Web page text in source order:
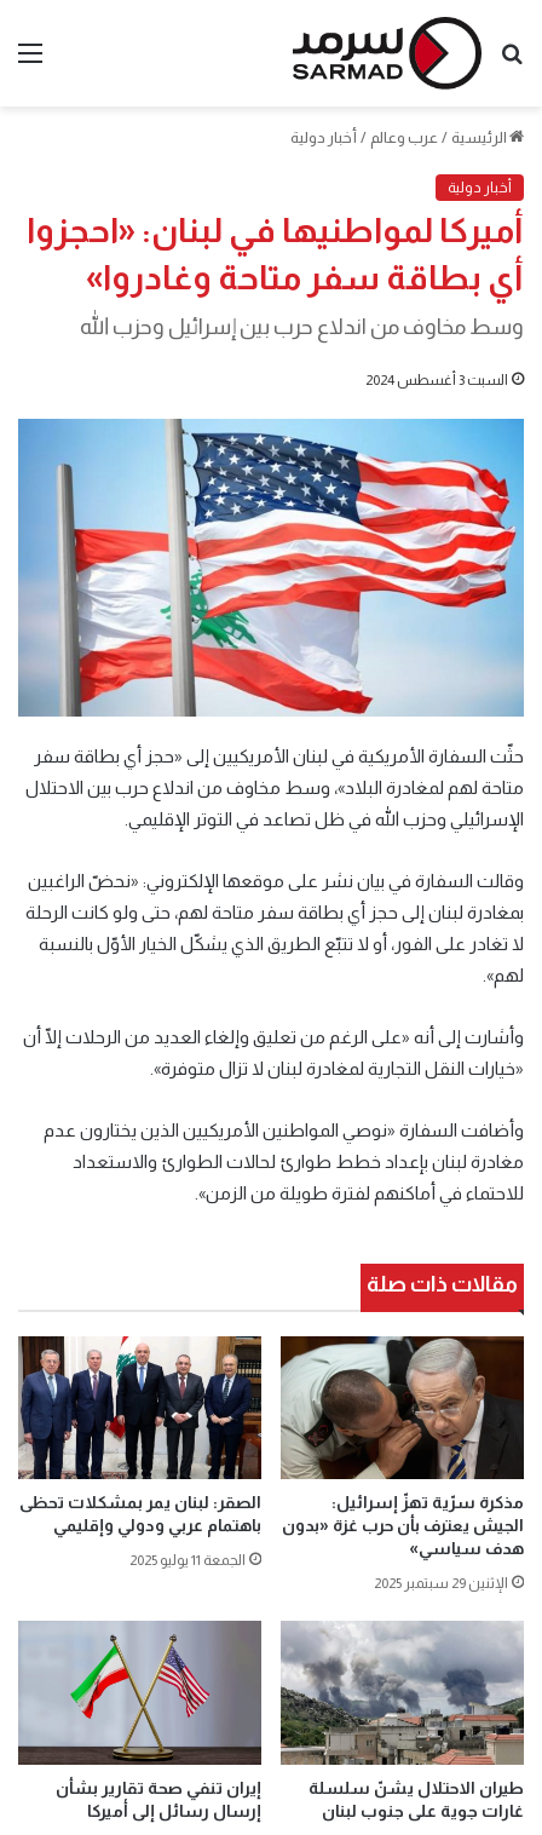
بحث
الرئيسية / عرب وعالم / أخبار دولية
أخبار دولية
أميركا لمواطنيها في لبنان: «احجزوا
أي بطاقة سفر متاحة وغادروا»
وسط مخاوف من اندلاع حرب بين إسرائيل وحزب الله
السبت 3 أغسطس 2024
حثّت السفارة الأمريكية في لبنان الأمريكيين إلى «حجز أي بطاقة سفر
متاحة لهم لمغادرة البلاد»، وسط مخاوف من اندلاع حرب بين الاحتلال
الإسرائيلي وحزب الله في ظل تصاعد في التوتر الإقليمي.
وقالت السفارة في بيان نشر على موقعها الإلكتروني: «نحضّ الراغبين
بمغادرة لبنان إلى حجز أي بطاقة سفر متاحة لهم، حتى ولو كانت الرحلة
لا تغادر على الفور، أو لا تتبّع الطريق الذي يشكّل الخيار الأوّل بالنسبة
لهم».
وأشارت إلى أنه «على الرغم من تعليق وإلغاء العديد من الرحلات إلّا أن
«خيارات النقل التجارية لمغادرة لبنان لا تزال متوفرة».
وأضافت السفارة «نوصي المواطنين الأمريكيين الذين يختارون عدم
مغادرة لبنان بإعداد خطط طوارئ لحالات الطوارئ والاستعداد
للاحتماء في أماكنهم لفترة طويلة من الزمن».
مقالات ذات صلة
مذكرة سرّية تهزّ إسرائيل:
الجيش يعترف بأن حرب غزة «بدون
هدف سياسي»
الإثنين 29 سبتمبر 2025
الصقر: لبنان يمر بمشكلات تحظى
باهتمام عربي ودولي وإقليمي
الجمعة 11 يوليو 2025
طيران الاحتلال يشنّ سلسلة
غارات جوية على جنوب لبنان
إيران تنفي صحة تقارير بشأن
إرسال رسائل إلى أميركا